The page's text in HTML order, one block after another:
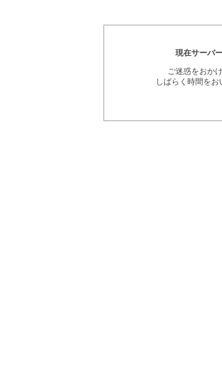
現在サーバ
ご迷惑をおか
しばらく時間を